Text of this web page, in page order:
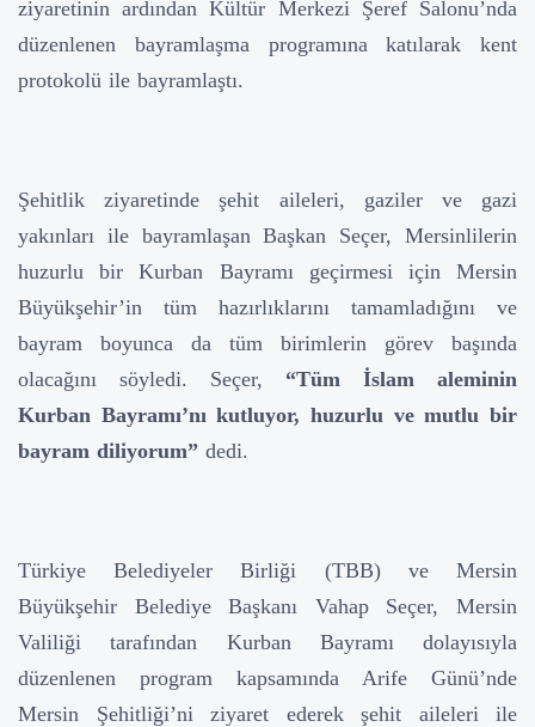
ziyaretinin ardından Kültür Merkezi Şeref Salonu’nda
düzenlenen bayramlaşma programına katılarak kent
protokolü ile bayramlaştı.
Şehitlik ziyaretinde şehit aileleri, gaziler ve gazi
yakınları ile bayramlaşan Başkan Seçer, Mersinlilerin
huzurlu bir Kurban Bayramı geçirmesi için Mersin
Büyükşehir’in tüm hazırlıklarını tamamladığını ve
bayram boyunca da tüm birimlerin görev başında
olacağını söyledi. Seçer, “Tüm İslam aleminin
Kurban Bayramı’nı kutluyor, huzurlu ve mutlu bir
bayram diliyorum” dedi.
Türkiye Belediyeler Birliği (TBB) ve Mersin
Büyükşehir Belediye Başkanı Vahap Seçer, Mersin
Valiliği tarafından Kurban Bayramı dolayısıyla
düzenlenen program kapsamında Arife Günü’nde
Mersin Şehitliği’ni ziyaret ederek şehit aileleri ile